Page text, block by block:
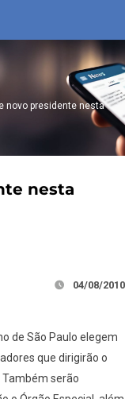
novo presidente nesta
nesta
04/08/2010
de São Paulo elegem
que dirigirão o
Também serão